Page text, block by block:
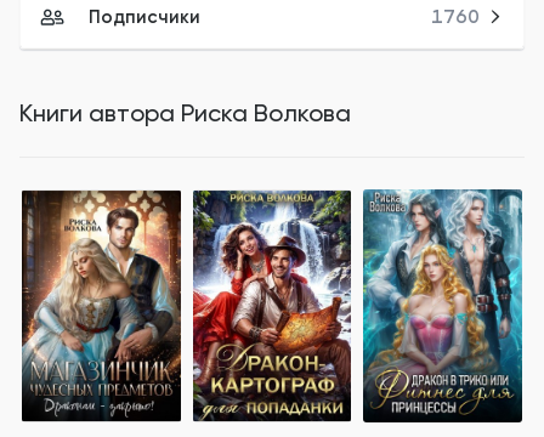
Подписчики 1760
Книги автора Риска Волкова